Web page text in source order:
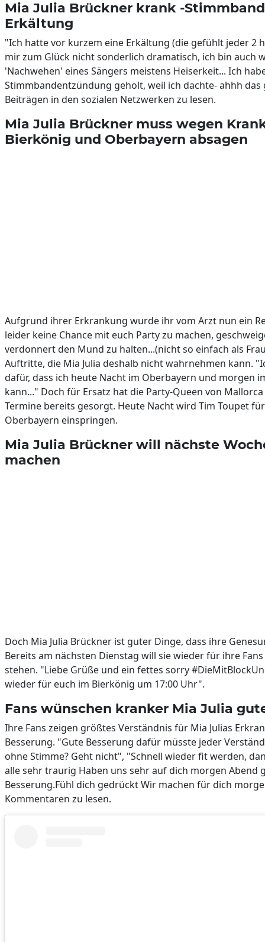
Mia Julia Brückner krank -
Erkältung
"Ich hatte vor kurzem eine Erkältung (die gefühlt jeder 2
mir zum Glück nicht sonderlich dramatisch, ich bin auch
'Nachwehen' eines Sängers meistens Heiserkeit... Ich
Stimmbandentzündung geholt, weil ich dachte- ahhh
Beiträgen in den sozialen Netzwerken zu lesen.
Mia Julia Brückner muss wegen
Bierkönig und Oberbayern absagen
Aufgrund ihrer Erkrankung wurde ihr vom Arzt nun ein
leider keine Chance mit euch Party zu machen,
verdonnert den Mund zu halten...(nicht so einfach als
Auftritte, die Mia Julia deshalb nicht wahrnehmen kann.
dafür, dass ich heute Nacht im Oberbayern und morgen
kann..." Doch für Ersatz hat die Party-Queen von
Termine bereits gesorgt. Heute Nacht wird Tim Toupet
Oberbayern einspringen.
Mia Julia Brückner will nächste
machen
Doch Mia Julia Brückner ist guter Dinge, dass ihre
Bereits am nächsten Dienstag will sie wieder für ihre
stehen. "Liebe Grüße und ein fettes sorry
wieder für euch im Bierkönig um 17:00 Uhr".
Fans wünschen kranker Mia Julia
Ihre Fans zeigen größtes Verständnis für Mia Julias
Besserung. "Gute Besserung dafür müsste jeder
ohne Stimme? Geht nicht", "Schnell wieder fit werden,
alle sehr traurig Haben uns sehr auf dich morgen Abend
Besserung.Fühl dich gedrückt Wir machen für dich
Kommentaren zu lesen.